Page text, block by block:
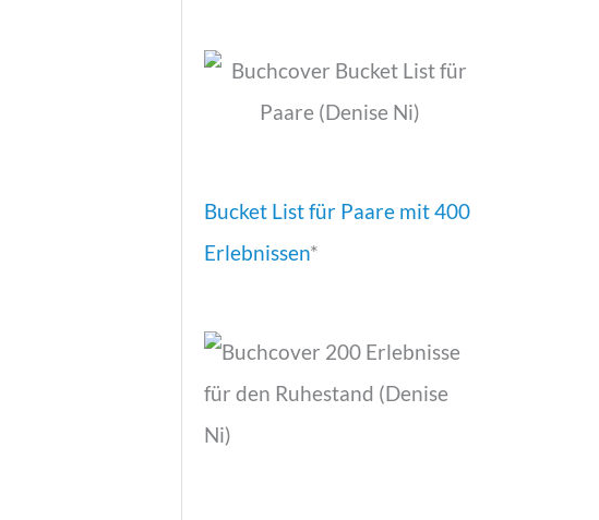
Bucket List für Paare mit 400
Erlebnissen*